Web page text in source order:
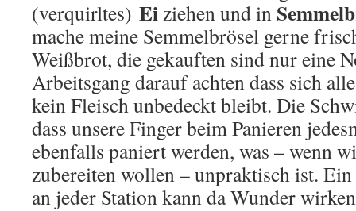
(verquirltes) Eiziehen und in
mache meine Semmelbrösel gerne
Weißbrot, die gekauften sind nur eine
Arbeitsgang darauf achten dass sich
kein Fleisch unbedeckt bleibt. Die
dass unsere Finger beim Panieren
ebenfalls paniert werden, was – wenn
zubereiten wollen – unpraktisch ist.
an jeder Station kann da Wunder